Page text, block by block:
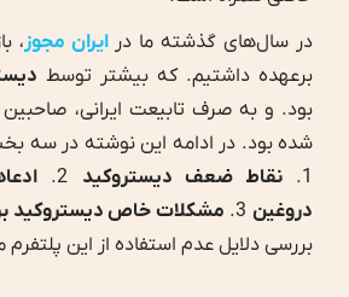
در سال‌های گذشته ما درایران مجوز ،
برعهده داشتیم. که بیشتر توسط
بود. و به صرف تابیعت ایرانی، صاحبین
شده بود. در ادامه این نوشته در سه
1.
نقاط ضعف دیستروکید
دروغین
مشکلات خاص دیستروکید
بررسی دلایل عدم استفاده از این پلتفرم